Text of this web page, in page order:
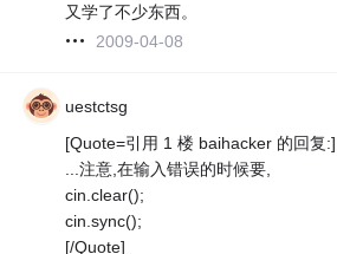
又学了不少东西。
2009-04-08
uestctsg
[Quote=引用 1 楼 baihacker 的回复:]
...注意,在输入错误的时候要,
cin.clear();
cin.sync();
[/Quote]